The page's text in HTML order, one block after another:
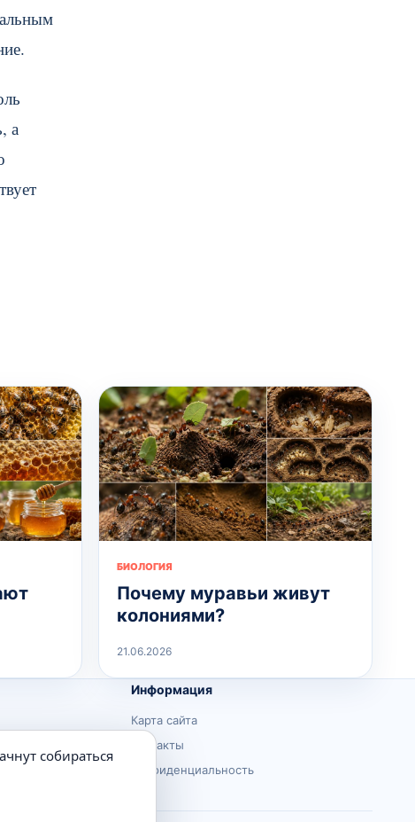
а
БИОЛОГИЯ
Почему муравьи живут
колониями?
21.06.2026
Информация
Карта сайта
Контакты
Конфиденциальность
собираться